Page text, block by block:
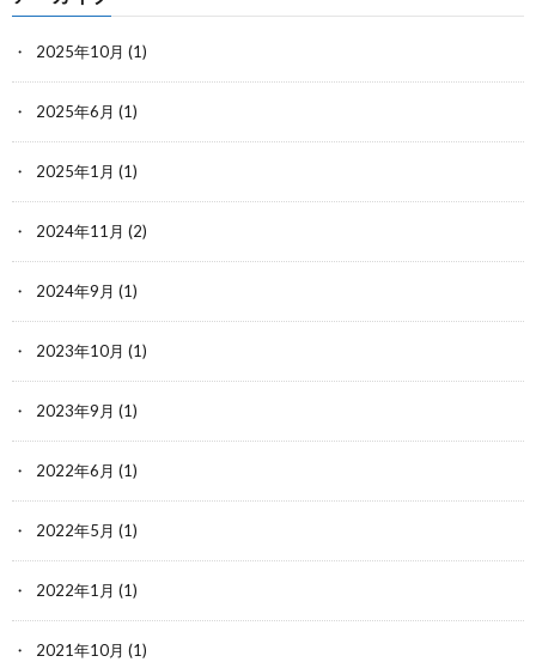
2025年10月 (1)
2025年6月 (1)
2025年1月 (1)
2024年11月 (2)
2024年9月 (1)
2023年10月 (1)
2023年9月 (1)
2022年6月 (1)
2022年5月 (1)
2022年1月 (1)
2021年10月 (1)